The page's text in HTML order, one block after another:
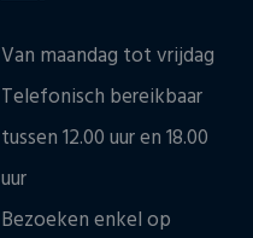
Van maandag tot vrijdag
Telefonisch bereikbaar
tussen 12.00 uur en 18.00
uur
Bezoeken enkel op